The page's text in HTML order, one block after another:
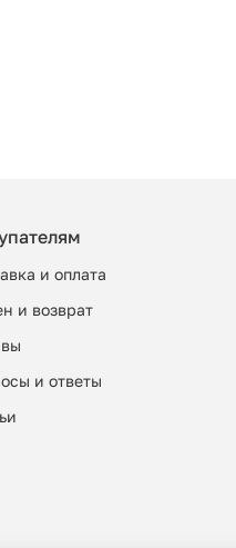
и оплата
и возврат
и ответы